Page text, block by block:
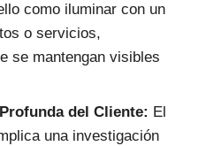
como iluminar con un
o servicios,
se mantengan visibles
del Cliente: El
una investigación